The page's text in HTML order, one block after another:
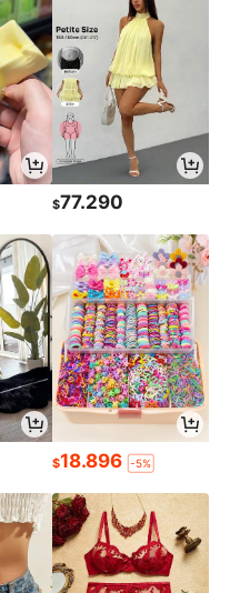
$77.290
$18.896 -5%